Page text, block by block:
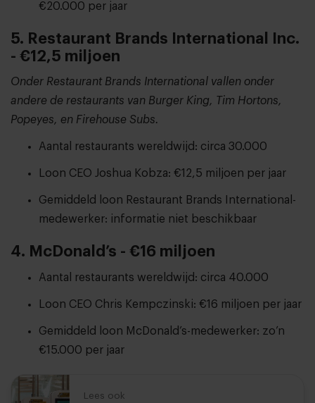
€20.000 per jaar
5. Restaurant Brands International Inc.
- €12,5 miljoen
Onder Restaurant Brands International vallen onder
andere de restaurants van Burger King, Tim Hortons,
Popeyes, en Firehouse Subs.
Aantal restaurants wereldwijd: circa 30.000
Loon CEO Joshua Kobza: €12,5 miljoen per jaar
Gemiddeld loon Restaurant Brands International-
medewerker: informatie niet beschikbaar
4. McDonald’s - €16 miljoen
Aantal restaurants wereldwijd: circa 40.000
Loon CEO Chris Kempczinski: €16 miljoen per jaar
Gemiddeld loon McDonald’s-medewerker: zo’n
€15.000 per jaar
Lees ook